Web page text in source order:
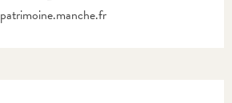
patrimoine.manche.fr